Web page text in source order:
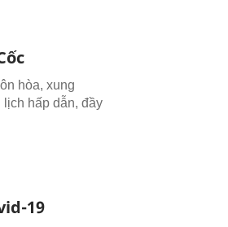
hòa, xung
hấp dẫn, đầy
19